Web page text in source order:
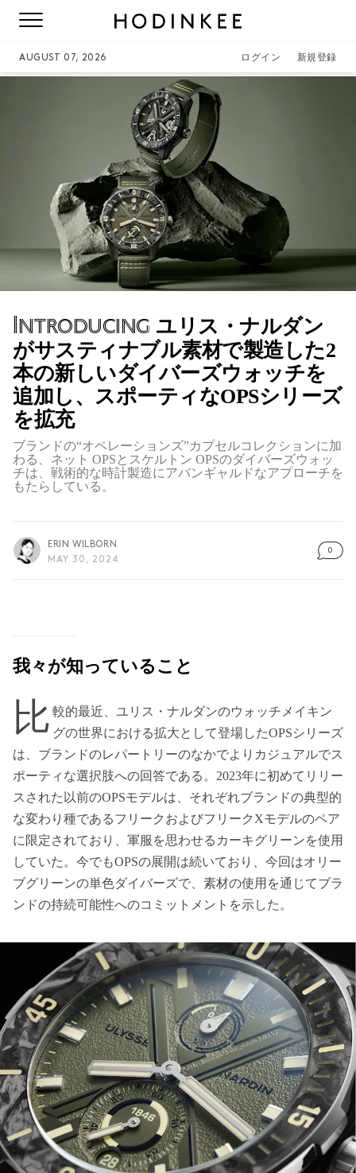
AUGUST 07, 2026 ログイン 新規登録
Introducing ユリス・ナルダン
がサスティナブル素材で製造した2
本の新しいダイバーズウォッチを
追加し、スポーティなOPSシリーズ
を拡充
ブランドの“オペレーションズ”カプセルコレクションに加
わる、ネット OPSとスケルトン OPSのダイバーズウォッ
チは、戦術的な時計製造にアバンギャルドなアプローチを
もたらしている。
ERIN WILBORN
MAY 30, 2024
0
我々が知っていること
比 較的最近、ユリス・ナルダンのウォッチメイキン
グの世界における拡大として登場したOPSシリーズ
は、ブランドのレパートリーのなかでよりカジュアルでス
ポーティな選択肢への回答である。2023年に初めてリリー
スされた以前のOPSモデルは、それぞれブランドの典型的
な変わり種であるフリークおよびフリークXモデルのペア
に限定されており、軍服を思わせるカーキグリーンを使用
していた。今でもOPSの展開は続いており、今回はオリー
ブグリーンの単色ダイバーズで、素材の使用を通じてブラ
ンドの持続可能性へのコミットメントを示した。